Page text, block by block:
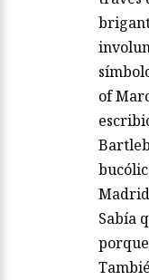
of
Sabía